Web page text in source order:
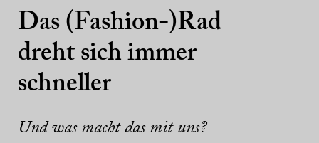
Das (Fashion-)Rad
dreht sich immer
schneller
Und was macht das mit uns?